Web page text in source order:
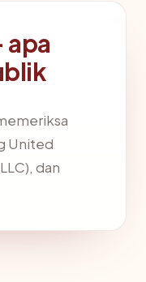
United
dan